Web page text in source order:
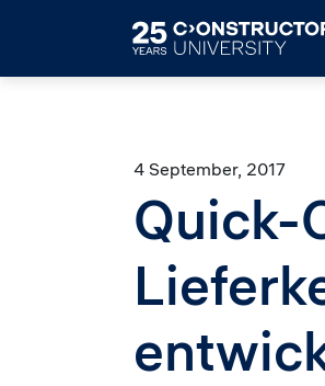
4 September, 2017
Quick-